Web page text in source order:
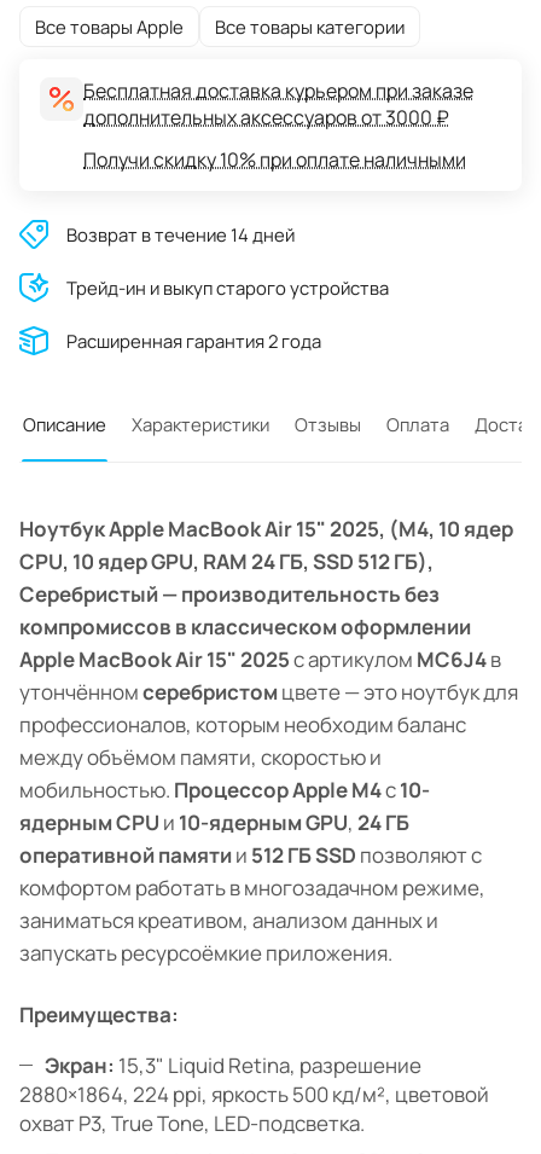
Все товары Apple Все товары категории
Бесплатная доставка курьером при заказе
дополнительных аксессуаров от 3000 ₽
Получи скидку 10% при оплате наличными
Возврат в течение 14 дней
Трейд-ин и выкуп старого устройства
Расширенная гарантия 2 года
Описание Характеристики Отзывы Оплата
Ноутбук Apple MacBook Air 15" 2025, (M4, 10 ядер
CPU, 10 ядер GPU, RAM 24 ГБ, SSD 512 ГБ),
Серебристый — производительность без
компромиссов в классическом оформлении
Apple MacBook Air 15" 2025с артикулом MC6J4в
утончённомсеребристом цвете — это ноутбук для
профессионалов, которым необходим баланс
между объёмом памяти, скоростью и
мобильностью. Процессор Apple M4с10-
ядерным CPU и 10-ядерным GPU, 24 ГБ
оперативной памятии 512 ГБ SSD позволяют с
комфортом работать в многозадачном режиме,
заниматься креативом, анализом данных и
запускать ресурсоёмкие приложения.
Преимущества:
Экран: 15,3" Liquid Retina, разрешение
2880×1864, 224 ppi, яркость 500 кд/м², цветовой
охват P3, True Tone, LED-подсветка.